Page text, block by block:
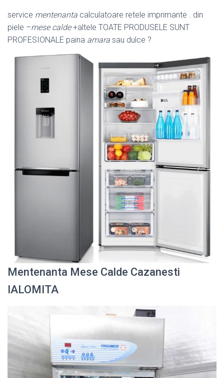
service mentenanta calculatoare retele imprimante . din
piele –mese calde+altele TOATE PRODUSELE SUNT
PROFESIONALE paina amara sau dulce ?
Mentenanta Mese Calde Cazanesti
IALOMITA